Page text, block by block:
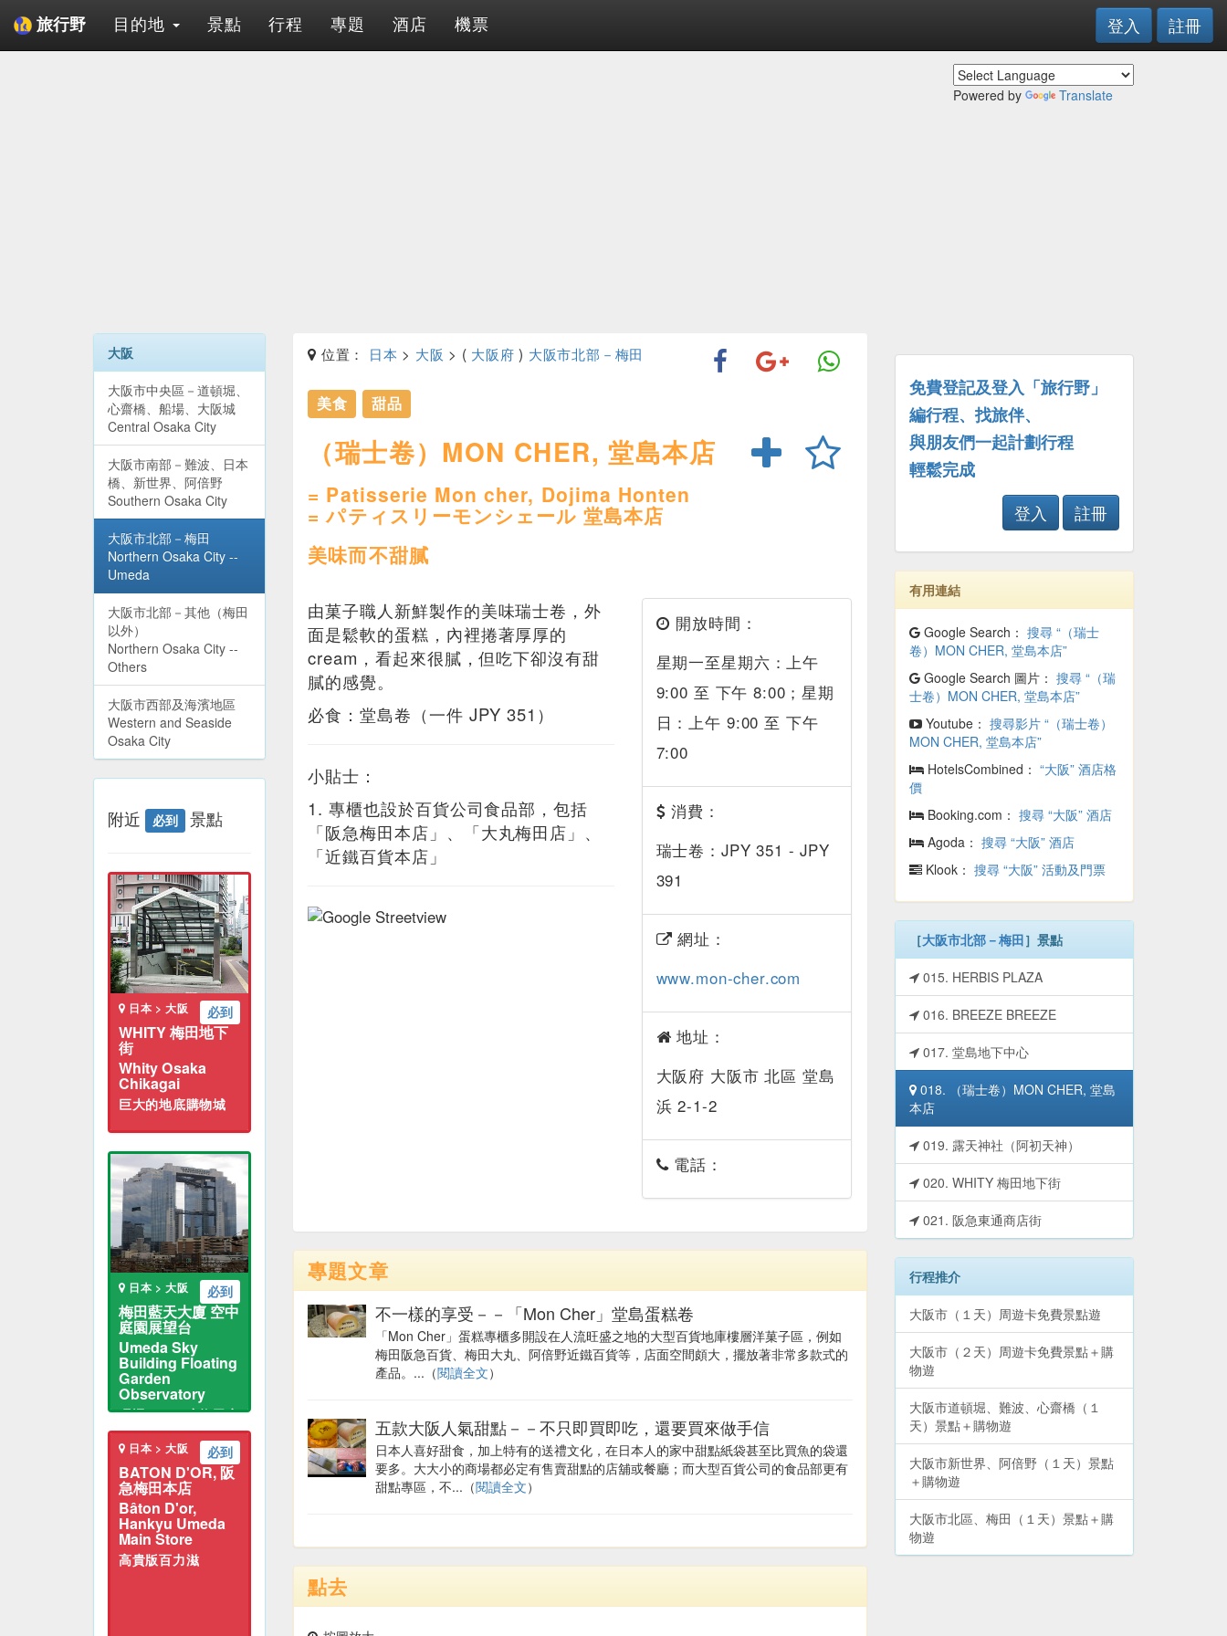
旅行野 目的地 景點 行程 專題 酒店 機票 登入 註冊
Powered by Translate
大阪
大阪市中央區－道頓堀、
心齋橋、船場、大阪城
Central Osaka City
大阪市南部－難波、日本
橋、新世界、阿倍野
Southern Osaka City
大阪市北部－梅田
Northern Osaka City --
Umeda
大阪市北部－其他（梅田
以外）
Northern Osaka City --
Others
大阪市西部及海濱地區
Western and Seaside
Osaka City
附近 必到 景點
必到
日本 > 大阪
WHITY 梅田地下
街
Whity Osaka
Chikagai
巨大的地底購物城
必到
日本 > 大阪
梅田藍天大廈 空中
庭園展望台
Umeda Sky
Building Floating
Garden
Observatory
環迴３６０度梅田夜
景
必到
日本 > 大阪
BATON D'OR, 阪
急梅田本店
Bâton D'or,
Hankyu Umeda
Main Store
高貴版百力滋
位置： 日本 > 大阪 > ( 大阪府 ) 大阪市北部－梅田
美食 甜品
（瑞士卷）MON CHER, 堂島本店
= Patisserie Mon cher, Dojima Honten
= パティスリーモンシェール 堂島本店
美味而不甜膩
由菓子職人新鮮製作的美味瑞士卷，外
面是鬆軟的蛋糕，內裡捲著厚厚的
cream，看起來很膩，但吃下卻沒有甜
膩的感覺。
必食：堂島卷（一件 JPY 351）
小貼士：
1. 專櫃也設於百貨公司食品部，包括
「阪急梅田本店」、「大丸梅田店」、
「近鐵百貨本店」
開放時間：
星期一至星期六：上午
9:00 至 下午 8:00；星期
日：上午 9:00 至 下午
7:00
消費：
瑞士卷：JPY 351 - JPY
391
網址：
www.mon-cher.com
地址：
大阪府 大阪市 北區 堂島
浜 2-1-2
電話：
專題文章
不一樣的享受－－「Mon Cher」堂島蛋糕卷
「Mon Cher」蛋糕專櫃多開設在人流旺盛之地的大型百貨地庫樓層洋菓子區，例如
梅田阪急百貨、梅田大丸、阿倍野近鐵百貨等，店面空間頗大，擺放著非常多款式的
產品。...（閱讀全文）
五款大阪人氣甜點－－不只即買即吃，還要買來做手信
日本人喜好甜食，加上特有的送禮文化，在日本人的家中甜點紙袋甚至比買魚的袋還
要多。大大小的商場都必定有售賣甜點的店舖或餐廳；而大型百貨公司的食品部更有
甜點專區，不...（閱讀全文）
點去
免費登記及登入「旅行野」
編行程、找旅伴、
與朋友們一起計劃行程
輕鬆完成
登入
註冊
有用連結
Google Search： 搜尋 “（瑞士
卷）MON CHER, 堂島本店”
Google Search 圖片： 搜尋 “（瑞
士卷）MON CHER, 堂島本店”
Youtube： 搜尋影片 “（瑞士卷）
MON CHER, 堂島本店”
HotelsCombined： “大阪” 酒店格
價
Booking.com： 搜尋 “大阪” 酒店
Agoda： 搜尋 “大阪” 酒店
Klook： 搜尋 “大阪” 活動及門票
［大阪市北部－梅田］景點
015. HERBIS PLAZA
016. BREEZE BREEZE
017. 堂島地下中心
018. （瑞士卷）MON CHER, 堂島
本店
019. 露天神社（阿初天神）
020. WHITY 梅田地下街
021. 阪急東通商店街
行程推介
大阪市（１天）周遊卡免費景點遊
大阪市（２天）周遊卡免費景點＋購
物遊
大阪市道頓堀、難波、心齋橋（１
天）景點＋購物遊
大阪市新世界、阿倍野（１天）景點
＋購物遊
大阪市北區、梅田（１天）景點＋購
物遊